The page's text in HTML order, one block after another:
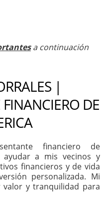
a continuación
|
FINANCIERO DE
financiero de
ayudar a mis vecinos y
financieros y de vida
personalizada. Mi
y tranquilidad para